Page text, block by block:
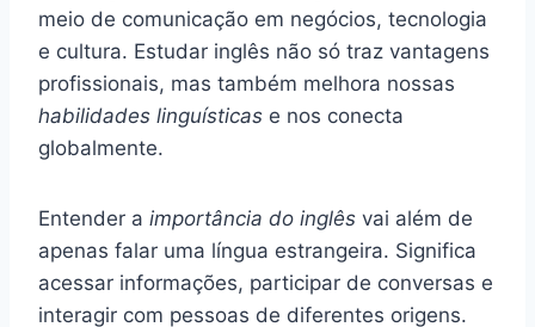
meio de comunicação em negócios, tecnologia
e cultura. Estudar inglês não só traz vantagens
profissionais, mas também melhora nossas
habilidades linguísticas e nos conecta
globalmente.
Entender a importância do inglês vai além de
apenas falar uma língua estrangeira. Significa
acessar informações, participar de conversas e
interagir com pessoas de diferentes origens.